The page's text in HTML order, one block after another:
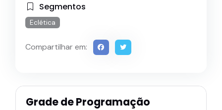
Segmentos
Eclética
Compartilhar em:
Grade de Programação